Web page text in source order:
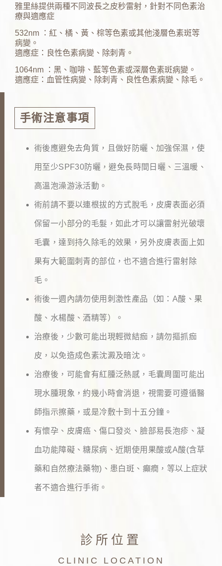
雅里絲提供兩種不同波長之皮秒雷射，針對不同色素治
療與適應症
532nm ：紅、橘、黃、棕等色素或其他淺層色素斑等
病變。
適應症：良性色素病變、除刺青。
1064nm ：黑、咖啡、藍等色素或深層色素斑病變。
適應症：血管性病變、除刺青、良性色素病變、除毛。
手術注意事項
術後應避免去角質，且做好防曬、加強保濕，使
用至少SPF30防曬，避免長時間日曬、三溫暖、
高溫泡澡游泳活動。
術前請不要以連根拔的方式脫毛，皮膚表面必須
保留一小部分的毛髮，如此才可以讓雷射光破壞
毛囊，達到持久除毛的效果，另外皮膚表面上如
果有大範圍刺青的部位，也不適合進行雷射除
毛。
術後一週內請勿使用刺激性產品（如： A酸、果
酸、水楊酸、酒精等）。
治療後，少數可能出現輕微結痂，請勿摳抓痂
皮，以免造成色素沈澱及暗沈。
治療後，可能會有紅腫泛熱感，毛囊周圍可能出
現水腫現象，約幾小時會消退，視需要可遵循醫
師指示擦藥，或是冷敷十到十五分鐘。
有懷孕、皮膚癌、傷口發炎、臉部易長泡疹、凝
血功能障礙、糖尿病、近期使用果酸或A酸(含草
藥和自然療法藥物) 、患白斑、癲癇，等以上症狀
者不適合進行手術。
診所位置
CLINIC LOCATION